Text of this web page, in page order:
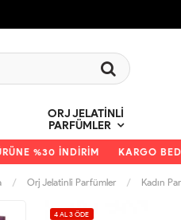
ORJ JELATINLI
PARFÜMLER
%30 İNDİRİM KARGO
Orj Jelatinli Parfümler Kadın
4 AL 3 ÖDE